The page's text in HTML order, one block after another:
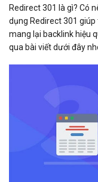
Redirect 301 là gì? Có
dụng Redirect 301
mang lại backlink hiệu
qua bài viết dưới đây